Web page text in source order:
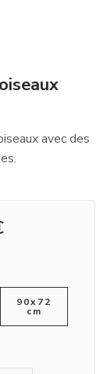
avec des
90x72
cm